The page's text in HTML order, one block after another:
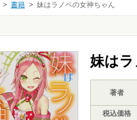
書籍 妹はラノベの女神ちゃん
妹は
著者
税込価格